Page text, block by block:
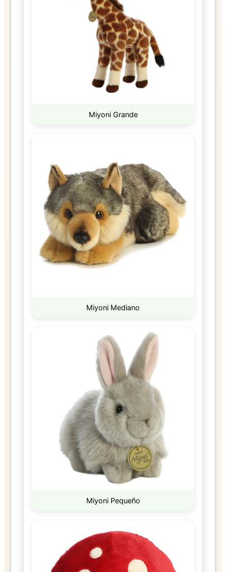
Miyoni Grande
Miyoni Mediano
Miyoni Pequeño